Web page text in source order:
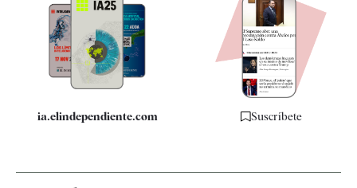
Quiénes somos
Especificaciones
ia.elindependiente.com Suscríbete